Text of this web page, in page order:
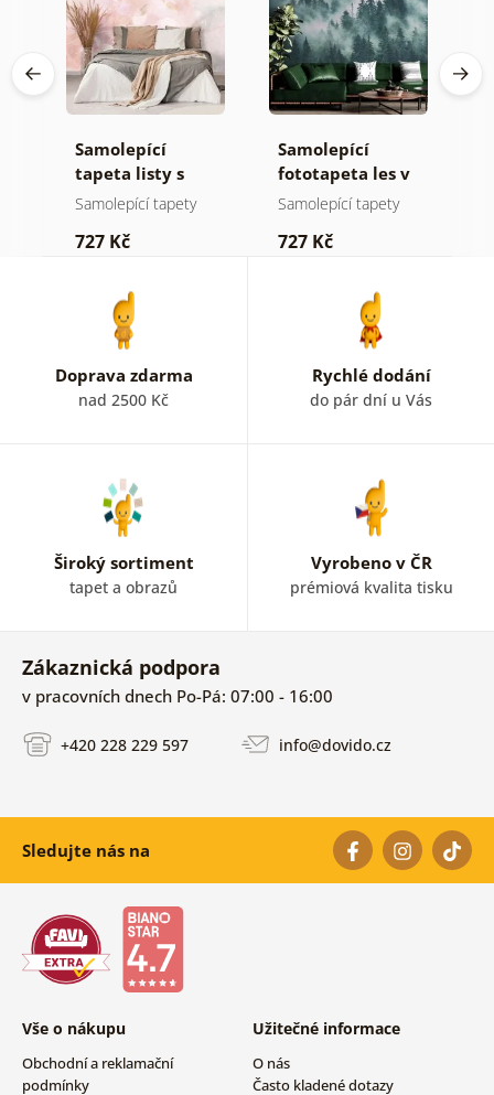
Samolepící
tapeta listy s
pastelovým
Samolepící tapety
727 Kč
Samolepící
fototapeta les v
mlze
Samolepící tapety
727 Kč
Doprava zdarma
nad 2500 Kč
Rychlé dodání
do pár dní u Vás
Široký sortiment
tapet a obrazů
Vyrobeno v ČR
prémiová kvalita tisku
Zákaznická podpora
v pracovních dnech Po-Pá: 07:00 - 16:00
+420 228 229 597 info@dovido.cz
Sledujte nás na
Vše o nákupu
Obchodní a reklamační
podmínky
Užitečné informace
O nás
Často kladené dotazy